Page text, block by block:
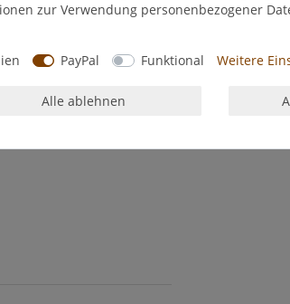
zur Verwendung personenbezogener
PayPal Funktional Weitere
Alle ablehnen